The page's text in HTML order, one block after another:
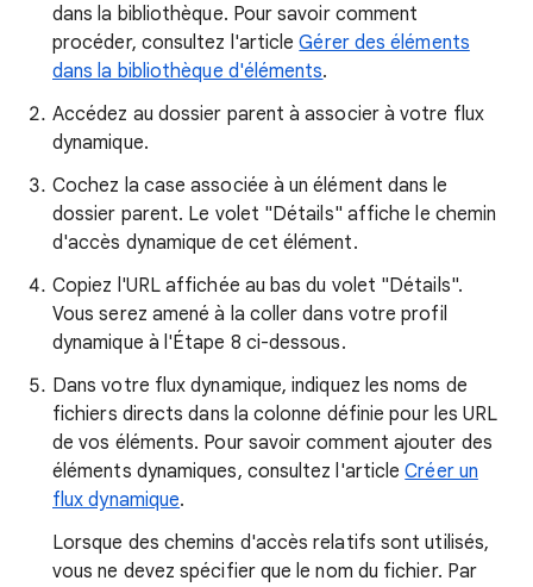
dans la bibliothèque. Pour savoir comment
procéder, consultez l'articleGérer des éléments
dans la bibliothèque d'éléments.
Accédez au dossier parent à associer à votre flux
dynamique.
Cochez la case associée à un élément dans le
dossier parent. Le volet "Détails" affiche le chemin
d'accès dynamique de cet élément.
Copiez l'URL affichée au bas du volet "Détails".
Vous serez amené à la coller dans votre profil
dynamique à l'Étape 8 ci-dessous.
Dans votre flux dynamique, indiquez les noms de
fichiers directs dans la colonne définie pour les URL
de vos éléments. Pour savoir comment ajouter des
éléments dynamiques, consultez l'articleCréer un
flux dynamique.
Lorsque des chemins d'accès relatifs sont utilisés,
vous ne devez spécifier que le nom du fichier. Par